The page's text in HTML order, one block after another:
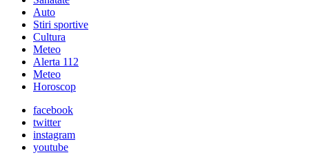
Auto
Stiri sportive
Cultura
Meteo
Alerta 112
Meteo
Horoscop
facebook
twitter
instagram
youtube